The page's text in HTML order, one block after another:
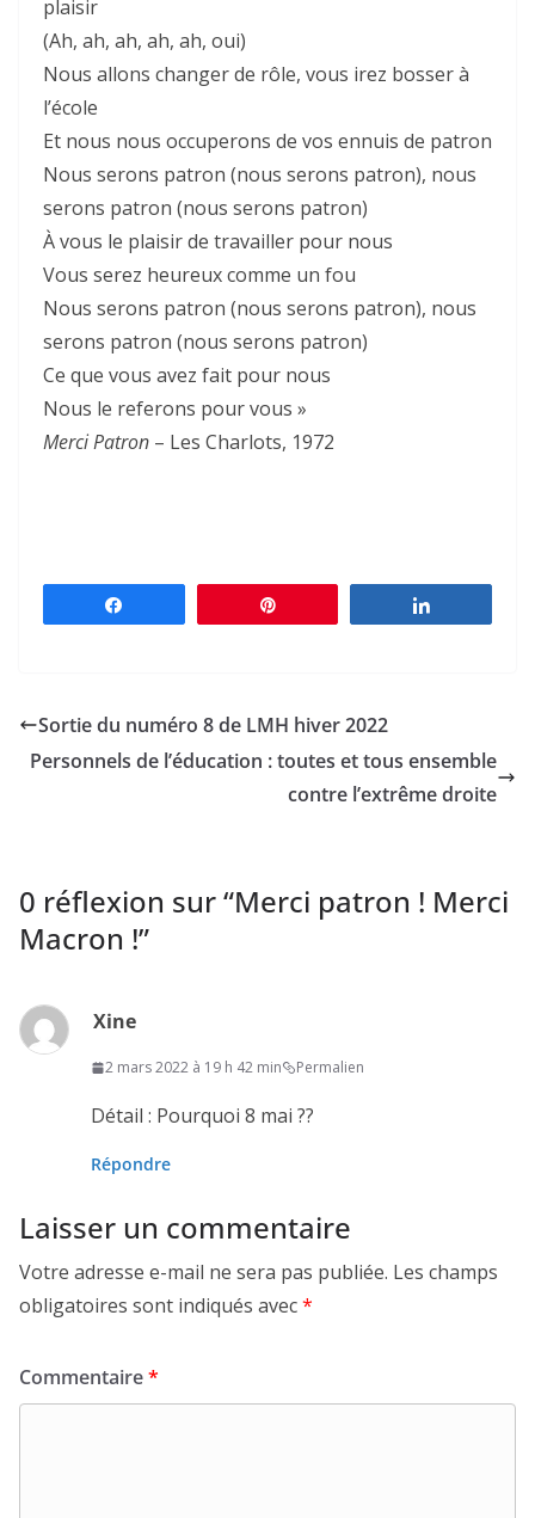
plaisir
(Ah, ah, ah, ah, ah, oui)
Nous allons changer de rôle, vous irez bosser à
l’école
Et nous nous occuperons de vos ennuis de patron
Nous serons patron (nous serons patron), nous
serons patron (nous serons patron)
À vous le plaisir de travailler pour nous
Vous serez heureux comme un fou
Nous serons patron (nous serons patron), nous
serons patron (nous serons patron)
Ce que vous avez fait pour nous
Nous le referons pour vous »
Merci Patron – Les Charlots, 1972
Sortie du numéro 8 de LMH hiver 2022
Personnels de l’éducation : toutes et tous ensemble
contre l’extrême droite
0 réflexion sur “Merci patron ! Merci
Macron !”
Xine
2 mars 2022 à 19 h 42 min Permalien
Détail : Pourquoi 8 mai ??
Répondre
Laisser un commentaire
Votre adresse e-mail ne sera pas publiée. Les champs
obligatoires sont indiqués avec*
Commentaire*